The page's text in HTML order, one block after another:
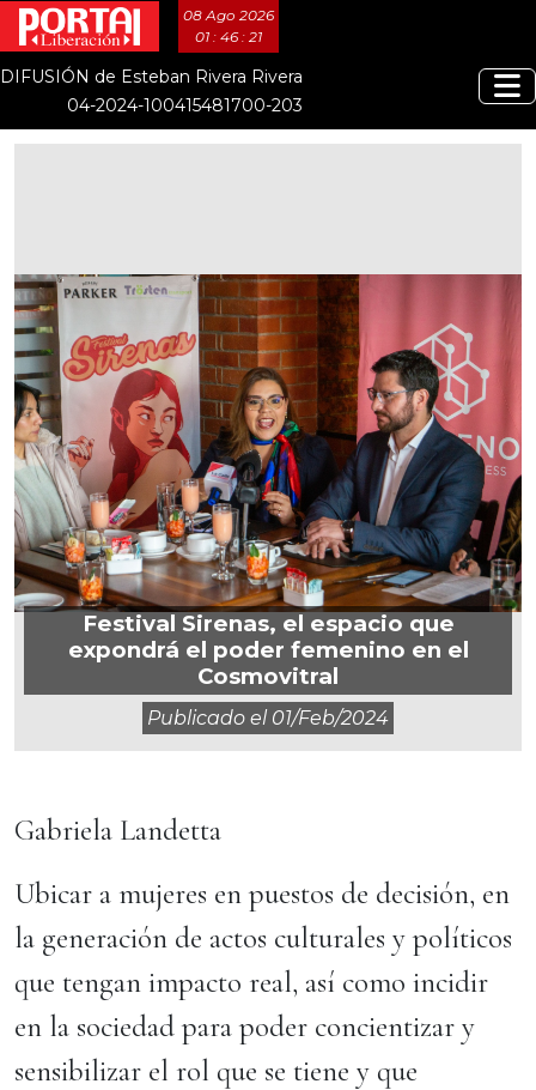
08 Ago 2026
01 : 46 : 22
DIFUSIÓN de Esteban Rivera Rivera
04-2024-100415481700-203
Festival Sirenas, el espacio que
expondrá el poder femenino en el
Cosmovitral
Publicado el 01/feb/2024
Gabriela Landetta
Ubicar a mujeres en puestos de decisión, en
la generación de actos culturales y políticos
que tengan impacto real, así como incidir
en la sociedad para poder concientizar y
sensibilizar el rol que se tiene y que